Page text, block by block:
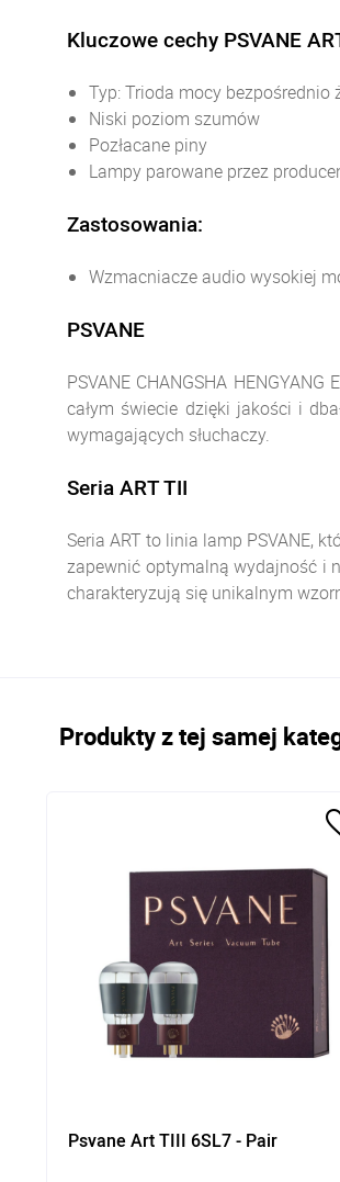
Kluczowe cechy PSVANE
Typ: Trioda mocy bezpośrednio
Niski poziom szumów
Pozłacane piny
Lampy parowane przez
Zastosowania:
Wzmacniacze audio wysokiej
PSVANE
PSVANE CHANGSHA
całym świecie dzięki jakości i
wymagających słuchaczy.
Seria ART TII
Seria ART to linia lamp PSVANE,
zapewnić optymalną wydajność i
charakteryzują się unikalnym
Produkty z tej samej
Psvane Art TIII 6SL7 - Pair